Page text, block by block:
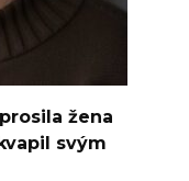
žena
svým